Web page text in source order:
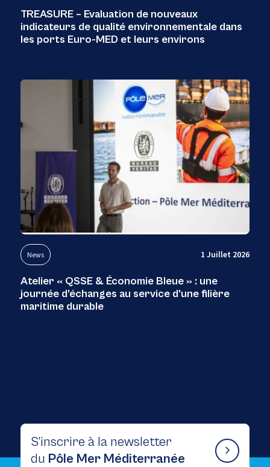
TREASURE – Evaluation de nouveaux
indicateurs de qualité environnementale dans
les ports Euro-MED et leurs environs
News 1 Juillet 2026
Atelier « QSSE & Économie Bleue » : une
journée d’échanges au service d’une filière
maritime durable
S’inscrire à la newsletter
du Pôle Mer Méditerranée